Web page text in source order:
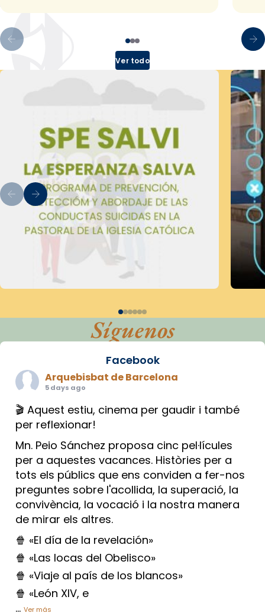
Ver todo
Síguenos
Facebook
Arquebisbat de Barcelona
5 days ago
🎬 Aquest estiu, cinema per gaudir i també
per reflexionar!
Mn. Peio Sánchez proposa cinc pel·lícules
per a aquestes vacances. Històries per a
tots els públics que ens conviden a fer-nos
preguntes sobre l'acollida, la superació, la
convivència, la vocació i la nostra manera
de mirar els altres.
🍿 «El día de la revelación»
🍿 «Las locas del Obelisco»
🍿 «Viaje al país de los blancos»
🍿 «León XIV, e
... Ver más